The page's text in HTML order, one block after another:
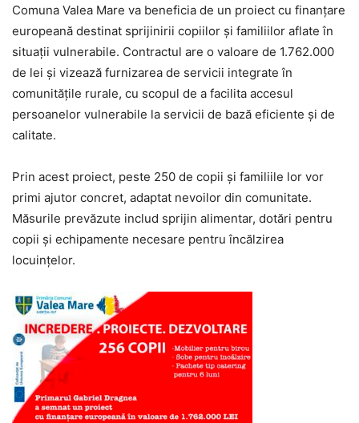
Comuna Valea Mare va beneficia de un proiect cu finanțare
europeană destinat sprijinirii copiilor și familiilor aflate în
situații vulnerabile. Contractul are o valoare de 1.762.000
de lei și vizează furnizarea de servicii integrate în
comunitățile rurale, cu scopul de a facilita accesul
persoanelor vulnerabile la servicii de bază eficiente și de
calitate.
Prin acest proiect, peste 250 de copii și familiile lor vor
primi ajutor concret, adaptat nevoilor din comunitate.
Măsurile prevăzute includ sprijin alimentar, dotări pentru
copii și echipamente necesare pentru încălzirea
locuințelor.